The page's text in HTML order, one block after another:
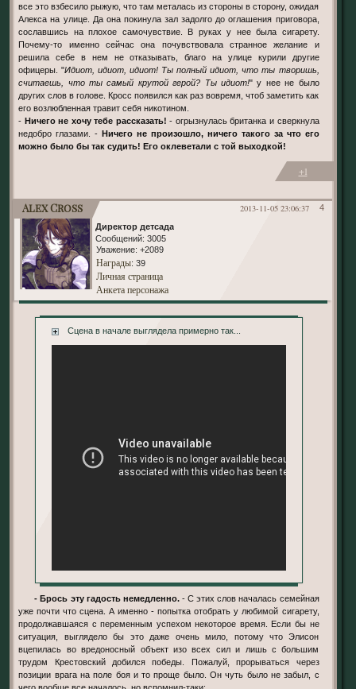
все это взбесило рыжую, что там металась из стороны в сторону, ожидая
Алекса на улице. Да она покинула зал задолго до оглашения приговора,
сославшись на плохое самочувствие. В руках у нее была сигарету.
Почему-то именно сейчас она почувствовала странное желание и
решила себе в нем не отказывать, благо на улице курили другие
офицеры. "Идиот, идиот, идиот! Ты полный идиот, что ты творишь,
считаешь, что ты самый крутой герой? Ты идиот!" у нее не было
других слов в голове. Кросс появился как раз вовремя, чтоб заметить как
его возлюбленная травит себя никотином.
- Ничего не хочу тебе рассказать!- огрызнулась британка и сверкнула
недобро глазами. -Ничего не произошло, ничего такого за что его
можно было бы так судить! Его оклеветали с той выходкой!
+1
4
2013-11-05 23:06:37
Alex Cross
Директор детсада
Сообщений: 3005
Уважение: +2089
Награды: 39
Личная страница
Анкета персонажа
Сцена в начале выглядела примерно так...
- Брось эту гадость немедленно.- С этих слов началась семейная
уже почти что сцена. А именно - попытка отобрать у любимой сигарету,
продолжавшаяся с переменным успехом некоторое время. Если бы не
ситуация, выглядело бы это даже очень мило, потому что Элисон
вцепилась во вредоносный объект изо всех сил и лишь с большим
трудом Крестовский добился победы. Пожалуй, прорываться через
позиции врага на поле боя и то проще было. Он чуть было не забыл, с